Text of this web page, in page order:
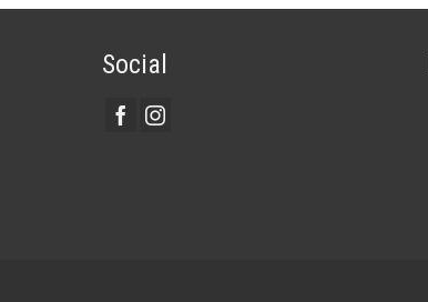
Social